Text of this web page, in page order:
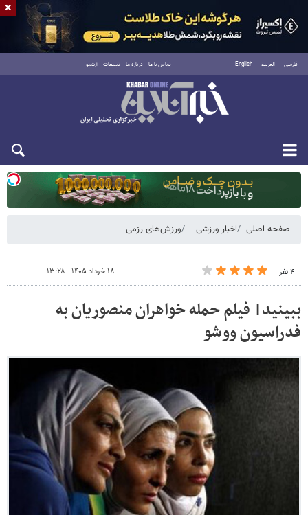
فارسی العربية English تماس با ما درباره ما تبلیغات آرشیو
یکشنبه ۱۸ مرداد ۱۴۰۵
صفحه اصلی اخبار ورزشی ورزش‌های رزمی
۴ نفر ۱۸ خرداد ۱۴۰۵ - ۱۳:۲۸
ببینید| فیلم حمله خواهران منصوریان به
فدراسیون ووشو
×